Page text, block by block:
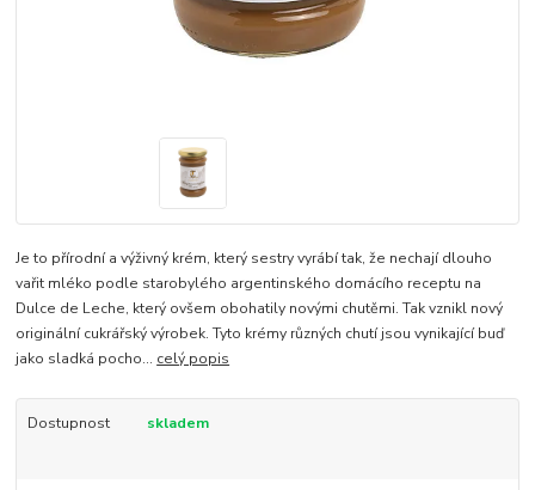
Je to přírodní a výživný krém, který sestry vyrábí tak, že nechají dlouho
vařit mléko podle starobylého argentinského domácího receptu na
Dulce de Leche, který ovšem obohatily novými chutěmi. Tak vznikl nový
originální cukrářský výrobek. Tyto krémy různých chutí jsou vynikající buď
jako sladká pocho... celý popis
Dostupnost skladem